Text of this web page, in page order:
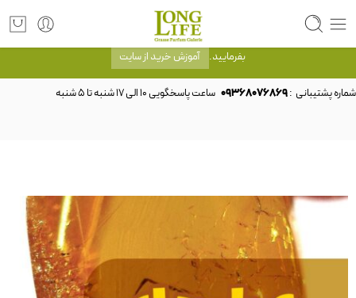
توجه! برند لانگ لایف رایحه های معروف را با شیشه و بسته بندی خود شرکت لانگ لایف
عرضه می کند.که با انتخاب حجم هر ادکلنی می توانید شیشه و بسته بندی را ملاحظه
بفرمایید. آموزش خرید از سایت
شماره پشتیبانی :09368076869